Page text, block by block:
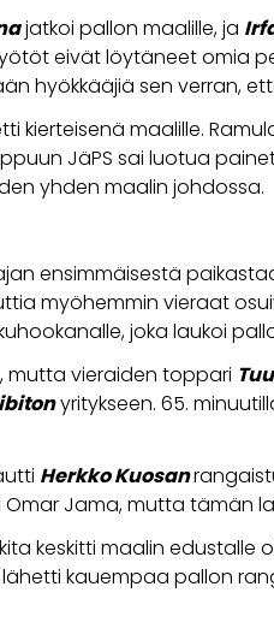
jatkoi pallon maalille, ja
eivät löytäneet omia
hyökkääjiä sen verran,
kierteisenä maalille.
JäPS sai luotua
yhden maalin johdossa.
ensimmäisestä
myöhemmin vieraat
joka laukoi
mutta vieraiden toppari
yritykseen. 65.
Herkko Kuosan
Jama, mutta tämän
keskitti maalin edustalle
kauempaa pallon